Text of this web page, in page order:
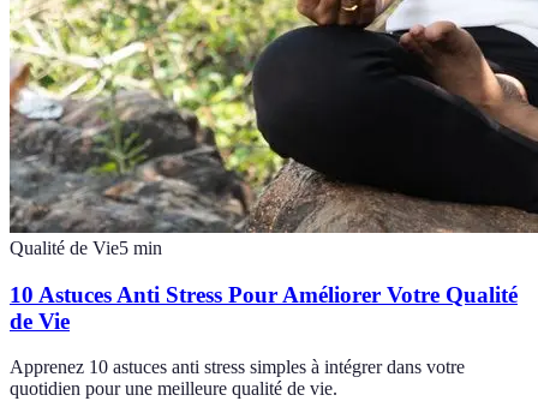
Qualité de Vie5 min
10 Astuces Anti Stress Pour Améliorer Votre Qualité
de Vie
Apprenez 10 astuces anti stress simples à intégrer dans votre
quotidien pour une meilleure qualité de vie.